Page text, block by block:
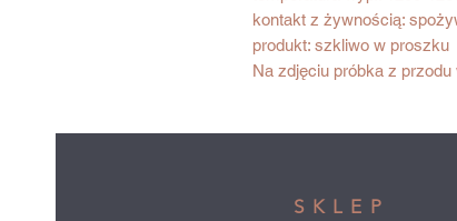
kontakt z żywnością:
produkt: szkliwo w proszku
Na zdjęciu próbka z przodu
SKLEP